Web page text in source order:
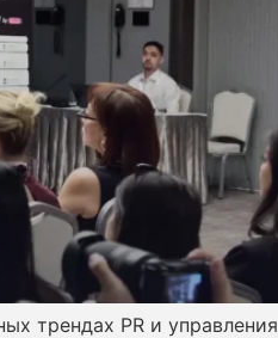
трендах PR и управления